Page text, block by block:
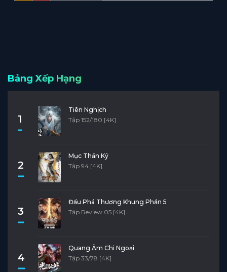
Bảng Xếp Hạng
1
Tiên Nghịch
Tập 152/180 [4K]
2
Mục Thần Ký
Tập 94 [4K]
3
Đấu Phá Thương Khung Phần 5
Tập Review 05 [4K]
4
Quang Âm Chi Ngoại
Tập 33/78 [4K]